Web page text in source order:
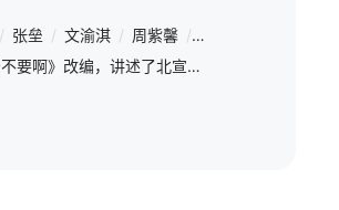
/ 张垒 / 文渝淇 / 周紫馨 / 陶珞依
该剧由动漫《王爷不要啊》改编，讲述了北宣资王李谦（方逸伦 饰）和汐月公主李明月（凌美仕 饰）被迫和亲，互看不顺眼的两人在一起经历各种磨难后打开了自己的心防，最终修成正果携手一生。